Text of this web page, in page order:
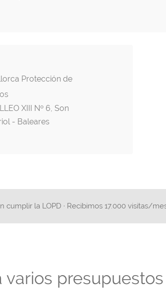
Protección de
XIII Nº 6, Son
- Baleares
la LOPD · Recibimos 17.000 visitas/
varios presupuestos